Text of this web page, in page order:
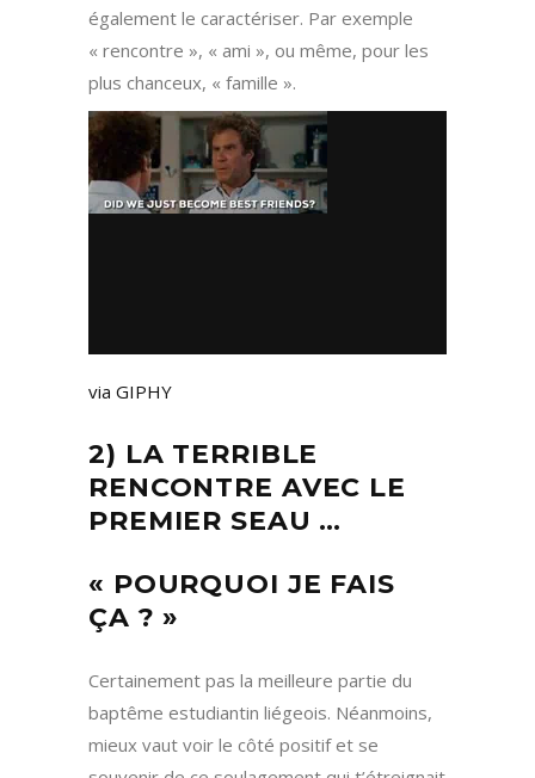
également le caractériser. Par exemple
« rencontre », « ami », ou même, pour les
plus chanceux, « famille ».
via GIPHY
2) LA TERRIBLE
RENCONTRE AVEC LE
PREMIER SEAU …
« POURQUOI JE FAIS
ÇA ? »
Certainement pas la meilleure partie du
baptême estudiantin liégeois. Néanmoins,
mieux vaut voir le côté positif et se